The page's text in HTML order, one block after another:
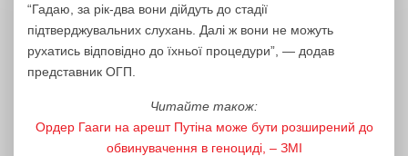
“Гадаю, за рік-два вони дійдуть до стадії
підтверджувальних слухань. Далі ж вони не можуть
рухатись відповідно до їхньої процедури”, — додав
представник ОГП.
Читайте також:
Ордер Гааги на арешт Путіна може бути розширений до
обвинувачення в геноциді, – ЗМІ